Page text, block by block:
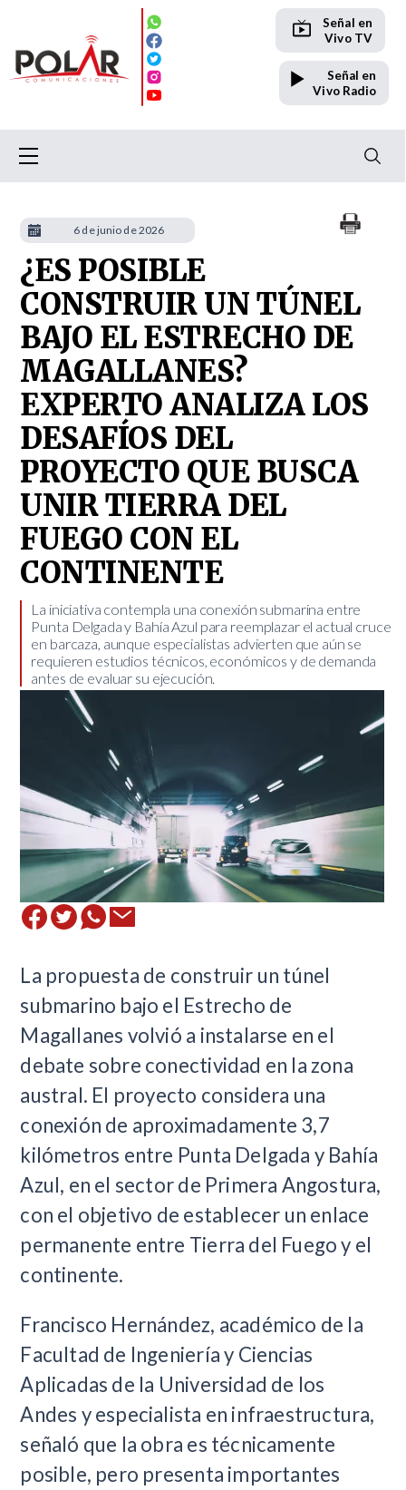
Señal en
Vivo TV
Señal en
Vivo Radio
¿ES POSIBLE
CONSTRUIR UN TÚNEL
BAJO EL ESTRECHO DE
MAGALLANES?
EXPERTO ANALIZA LOS
DESAFÍOS DEL
PROYECTO QUE BUSCA
UNIR TIERRA DEL
FUEGO CON EL
CONTINENTE
​La iniciativa contempla una conexión submarina entre
Punta Delgada y Bahía Azul para reemplazar el actual cruce
en barcaza, aunque especialistas advierten que aún se
requieren estudios técnicos, económicos y de demanda
antes de evaluar su ejecución.
La propuesta de construir un túnel
submarino bajo el Estrecho de
Magallanes volvió a instalarse en el
debate sobre conectividad en la zona
austral. El proyecto considera una
conexión de aproximadamente 3,7
kilómetros entre Punta Delgada y Bahía
Azul, en el sector de Primera Angostura,
con el objetivo de establecer un enlace
permanente entre Tierra del Fuego y el
continente.
Francisco Hernández, académico de la
Facultad de Ingeniería y Ciencias
Aplicadas de la Universidad de los
Andes y especialista en infraestructura,
señaló que la obra es técnicamente
posible, pero presenta importantes
6 de junio de 2026